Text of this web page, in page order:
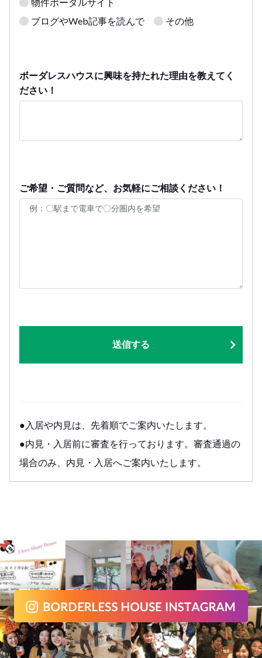
ブログやWeb記事を読んで
その他
ボーダレスハウスに興味を持たれた理由を教えてく
ださい！
ご希望・ご質問など、お気軽にご相談ください！
送信する
●入居や内見は、先着順でご案内いたします。
●内見・入居前に審査を行っております。審査通過の
場合のみ、内見・入居へご案内いたします。